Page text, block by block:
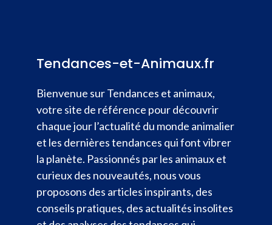
Tendances-et-Animaux.fr
Bienvenue sur Tendances et animaux,
votre site de référence pour découvrir
chaque jour l’actualité du monde animalier
et les dernières tendances qui font vibrer
la planète. Passionnés par les animaux et
curieux des nouveautés, nous vous
proposons des articles inspirants, des
conseils pratiques, des actualités insolites